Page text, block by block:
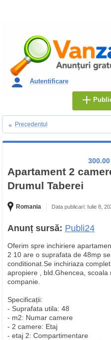
Autentificare
Precedentul
Apartament 2
Drumul Taberei
Romania Data publicari: Iulie 8,
Anunț sursă: Publi24
Oferim spre inchiriere
2 10 are o suprafata de 48mp
conditionat.Se inchiriaza
apropiere , bld.Ghencea,
companie.
Specificații:
- Suprafata utila: 48
- m2: Numar camere
- 2 camere: Etaj
- etaj 2: Compartimentare